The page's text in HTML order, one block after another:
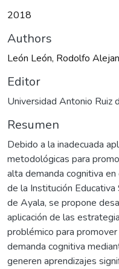
2018
Authors
León León, Rodolfo
Editor
Universidad Antonio Ruiz
Resumen
Debido a la inadecuada
metodológicas para
alta demanda cognitiva
de la Institución Educativa
de Ayala, se propone
aplicación de las
problémico para
demanda cognitiva
generen aprendizajes